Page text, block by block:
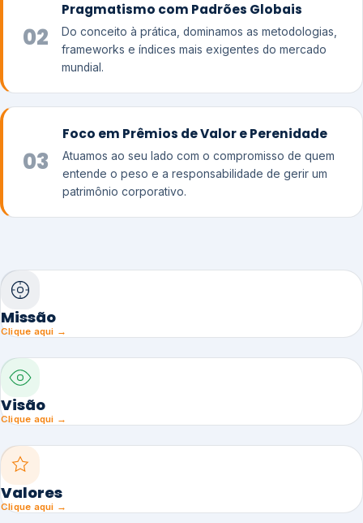
02
Pragmatismo com Padrões Globais
Do conceito à prática, dominamos as metodologias,
frameworks e índices mais exigentes do mercado
mundial.
03
Foco em Prêmios de Valor e Perenidade
Atuamos ao seu lado com o compromisso de quem
entende o peso e a responsabilidade de gerir um
patrimônio corporativo.
Missão
Clique aqui →
Visão
Clique aqui →
Valores
Clique aqui →